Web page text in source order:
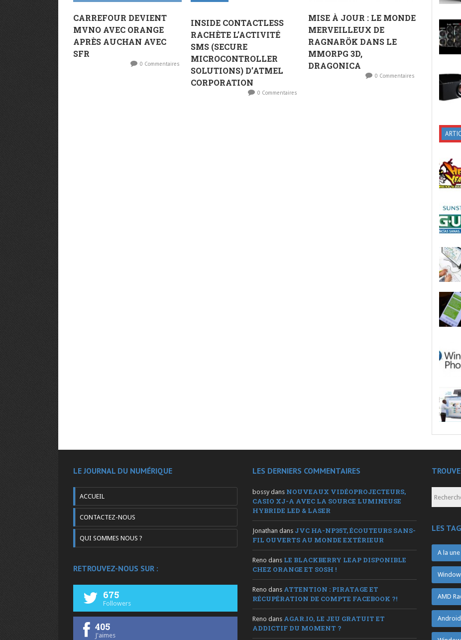
CARREFOUR DEVIENT
MVNO AVEC ORANGE
APRÈS AUCHAN AVEC
SFR
0 Commentaires
INSIDE CONTACTLESS
RACHÈTE L’ACTIVITÉ
SMS (SECURE
MICROCONTROLLER
SOLUTIONS) D’ATMEL
CORPORATION
0 Commentaires
MISE À JOUR : LE MONDE
MERVEILLEUX DE
RAGNARÖK DANS LE
MMORPG 3D,
DRAGONICA
0 Commentaires
LE JOURNAL DU NUMÉRIQUE
ACCUEIL
CONTACTEZ-NOUS
QUI SOMMES NOUS ?
RETROUVEZ-NOUS SUR :
675
Followers
405
J'aimes
LES DERNIERS COMMENTAIRES
bossy dans NOUVEAUX VIDÉOPROJECTEURS,
CASIO XJ-A AVEC LA SOURCE LUMINEUSE
HYBRIDE LED & LASER
Jonathan dans JVC HA-NP35T, ÉCOUTEURS SANS-
FIL OUVERTS AU MONDE EXTÉRIEUR
Reno dans LE BLACKBERRY LEAP DISPONIBLE
CHEZ ORANGE ET SOSH !
Reno dans ATTENTION : PIRATAGE ET
RÉCUPÉRATION DE COMPTE FACEBOOK ?!
Reno dans AGAR.IO, LE JEU GRATUIT ET
ADDICTIF DU MOMENT ?
LES
A la une
AMD
Android